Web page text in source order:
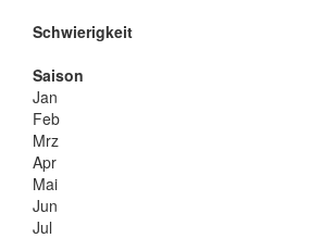
Schwierigkeit
Saison
Jan
Feb
Mrz
Apr
Mai
Jun
Jul